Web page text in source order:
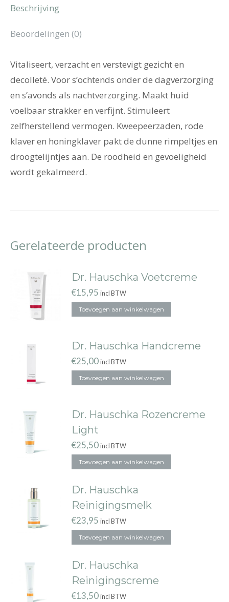
Beschrijving
Beoordelingen (0)
Vitaliseert, verzacht en verstevigt gezicht en
decolleté. Voor s’ochtends onder de dagverzorging
en s’avonds als nachtverzorging. Maakt huid
voelbaar strakker en verfijnt. Stimuleert
zelfherstellend vermogen. Kweepeerzaden, rode
klaver en honingklaver pakt de dunne rimpeltjes en
droogtelijntjes aan. De roodheid en gevoeligheid
wordt gekalmeerd.
Gerelateerde producten
Dr. Hauschka Voetcreme
€15,95 incl BTW
Toevoegen aan winkelwagen
Dr. Hauschka Handcreme
€25,00incl BTW
Toevoegen aan winkelwagen
Dr. Hauschka Rozencreme
Light
€25,50incl BTW
Toevoegen aan winkelwagen
Dr. Hauschka
Reinigingsmelk
€23,95 incl BTW
Toevoegen aan winkelwagen
Dr. Hauschka
Reinigingscreme
€13,50incl BTW